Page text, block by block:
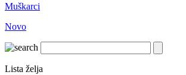
Muškarci
Novo
Lista želja